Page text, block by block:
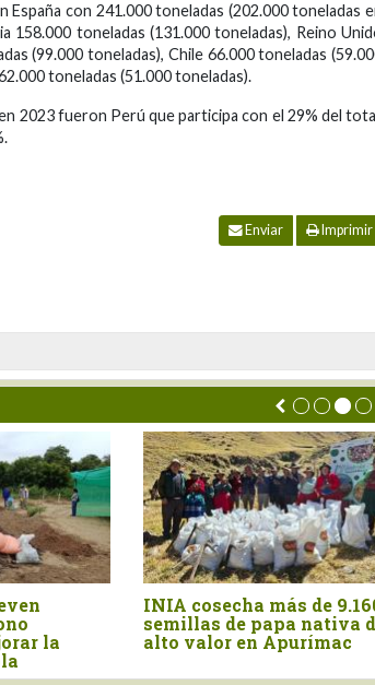
con 241.000 toneladas (202.000 toneladas
158.000 toneladas (131.000 toneladas), Reino
(99.000 toneladas), Chile 66.000 toneladas
toneladas (51.000 toneladas).
2023 fueron Perú que participa con el 29% del
Enviar Imprimir
"La campaña de arándano se
ganará lote por lote", advierte
especialista ante presencia
se
este